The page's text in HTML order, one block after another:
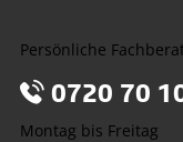
Persönliche
0720 70
Montag bis Freitag